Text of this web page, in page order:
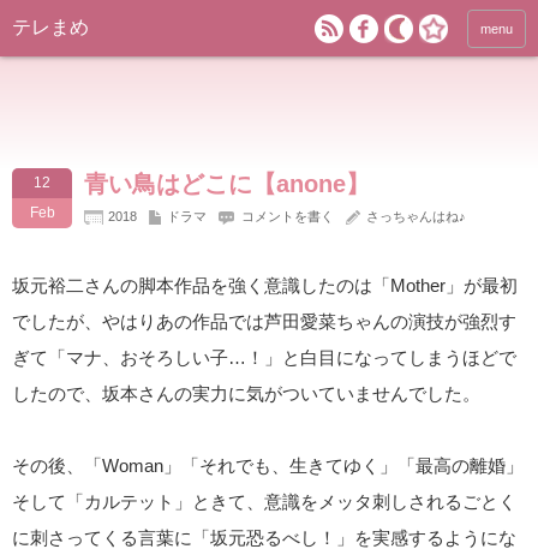
テレまめ menu
12
Feb
青い鳥はどこに【anone】
2018 ドラマ コメントを書く さっちゃんはね♪
坂元裕二さんの脚本作品を強く意識したのは「Mother」が最初
でしたが、やはりあの作品では芦田愛菜ちゃんの演技が強烈す
ぎて「マナ、おそろしい子…！」と白目になってしまうほどで
したので、坂本さんの実力に気がついていませんでした。
その後、「Woman」「それでも、生きてゆく」「最高の離婚」
そして「カルテット」ときて、意識をメッタ刺しされるごとく
に刺さってくる言葉に「坂元恐るべし！」を実感するようにな